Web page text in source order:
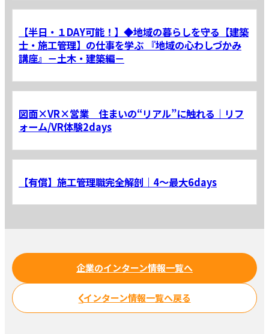
【半日・１DAY可能！】◆地域の暮らしを守る【建築
士・施工管理】の仕事を学ぶ 『地域の心わしづかみ
講座』－土木・建築編－
図面×VR×営業 住まいの“リアル”に触れる｜リフ
ォーム/VR体験2days
【有償】施工管理職完全解剖｜4～最大6days
企業のインターン情報一覧へ
インターン情報一覧へ戻る